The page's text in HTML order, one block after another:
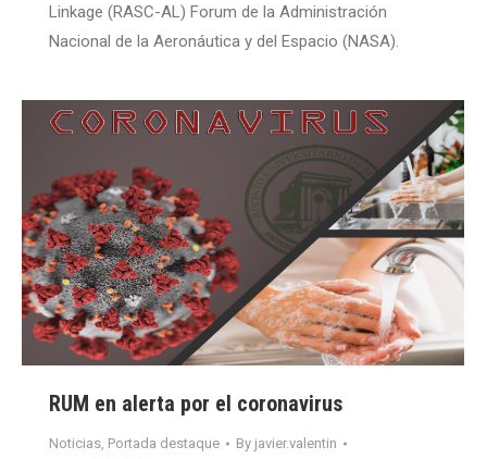
Linkage (RASC-AL) Forum de la Administración
Nacional de la Aeronáutica y del Espacio (NASA).
RUM en alerta por el coronavirus
Noticias, Portada destaque By javier.valentin